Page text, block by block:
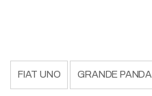
FIAT UNO GRANDE PANDA